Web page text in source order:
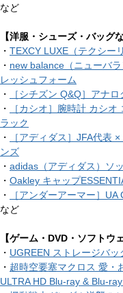
など
【洋服・シューズ・バッグな
・ TEXCY LUXE（テクシー
・ new balance（ニューバ
レッシュフォーム
・
［シチズン Q&Q］アナ
・
［カシオ］腕時計 カシ
ラック
・
［アディダス］JFA代表
ンズ
・ adidas（アディダス）ソ
・ Oakley キャップ
・
［アンダーアーマー］
など
【ゲーム・DVD・ソフトウ
・ UGREEN ストレージバッ
・ 超時空要塞マクロス 愛・
ULTRA HD Blu-ray & Blu-